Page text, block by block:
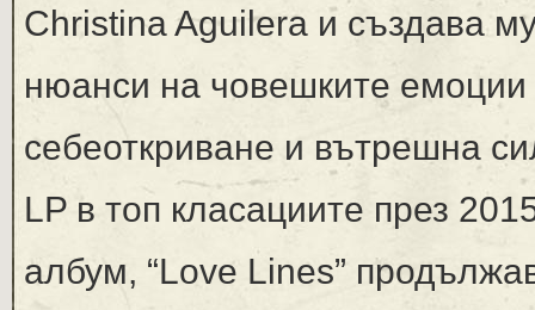
Christina Aguilera и създава
нюанси на човешките емоции
себеоткриване и вътрешна
LP в топ класациите през
албум, “Love Lines”